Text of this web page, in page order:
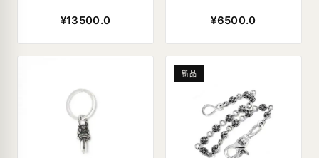
¥13500.0 ¥6500.0
新品